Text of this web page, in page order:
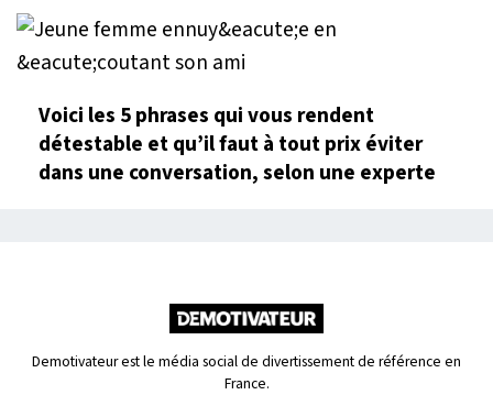
Voici les 5 phrases qui vous rendent
détestable et qu’il faut à tout prix éviter
dans une conversation, selon une experte
Demotivateur est le média social de divertissement de référence en
France.